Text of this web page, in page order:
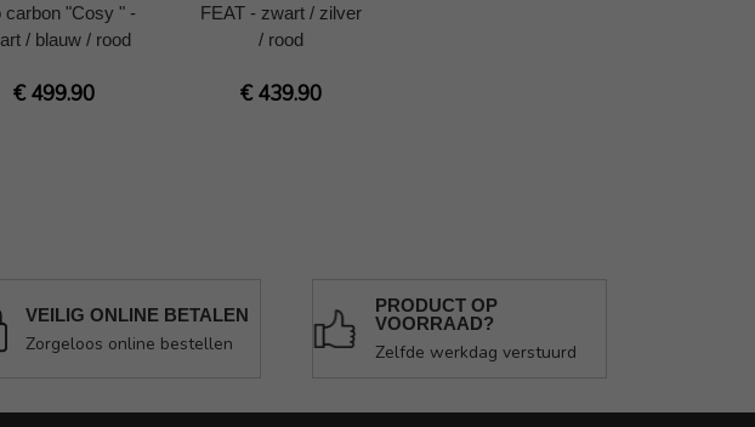
carbon "Cosy " -
/ blauw / rood
€ 499.90
FEAT - zwart / zilver
/ rood
€ 439.90
VEILIG ONLINE BETALEN
Zorgeloos online bestellen
PRODUCT OP
VOORRAAD?
Zelfde werkdag verstuurd